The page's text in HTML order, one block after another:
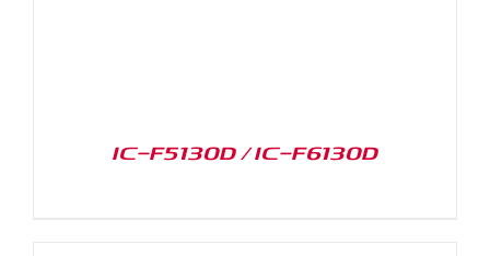
IC-F5130D / IC-F6130D